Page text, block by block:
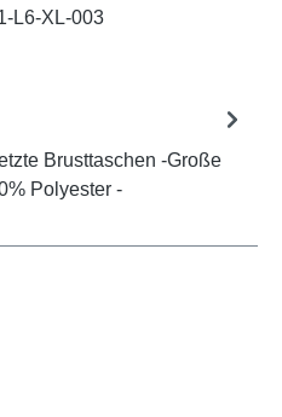
L6-XL-003
Brusttaschen -Große
Polyester -